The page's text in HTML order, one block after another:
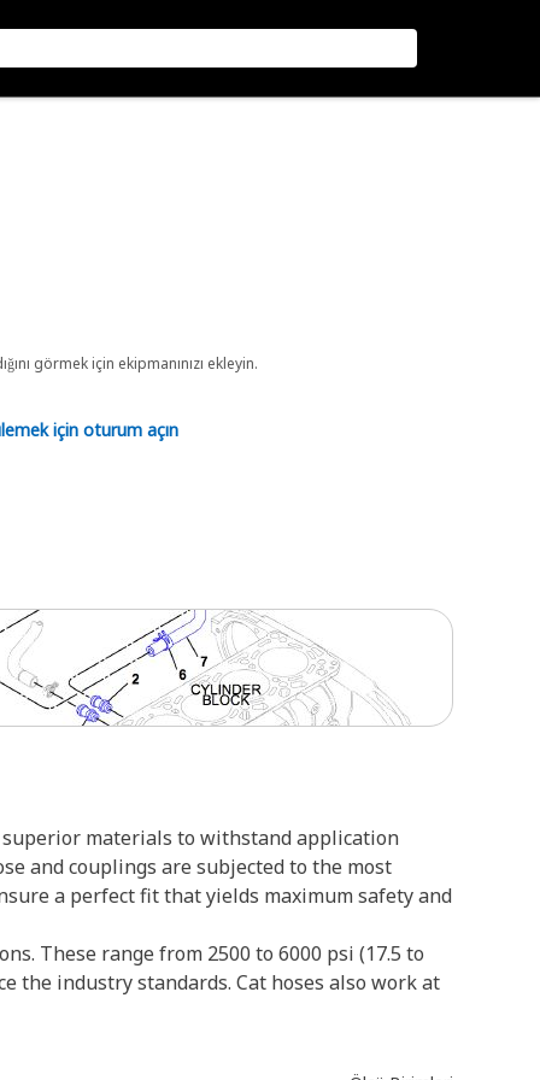
görmek için ekipmanınızı ekleyin.
için oturum açın
superior materials to withstand application
and couplings are subjected to the most
a perfect fit that yields maximum safety and
These range from 2500 to 6000 psi (17.5 to
the industry standards. Cat hoses also work at